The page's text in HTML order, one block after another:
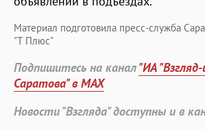
Материал подготовила пресс-служба
"Т Плюс"
Подпишитесь на канал"ИА
Саратова" в MAX
Новости "Взгляда" доступны и в